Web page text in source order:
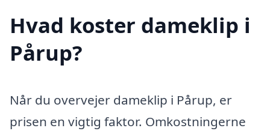
Hvad koster dameklip i
Pårup?
Når du overvejer dameklip i Pårup, er
prisen en vigtig faktor. Omkostningerne